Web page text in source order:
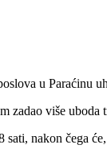
u Paraćinu
zadao više
sati, nakon čega